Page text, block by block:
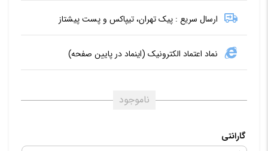
ارسال سریع : پیک تهران، تیپاکس و پست پیشتاز
نماد اعتماد الکترونیک (اینماد در پایین صفحه)
ناموجود
گارانتی